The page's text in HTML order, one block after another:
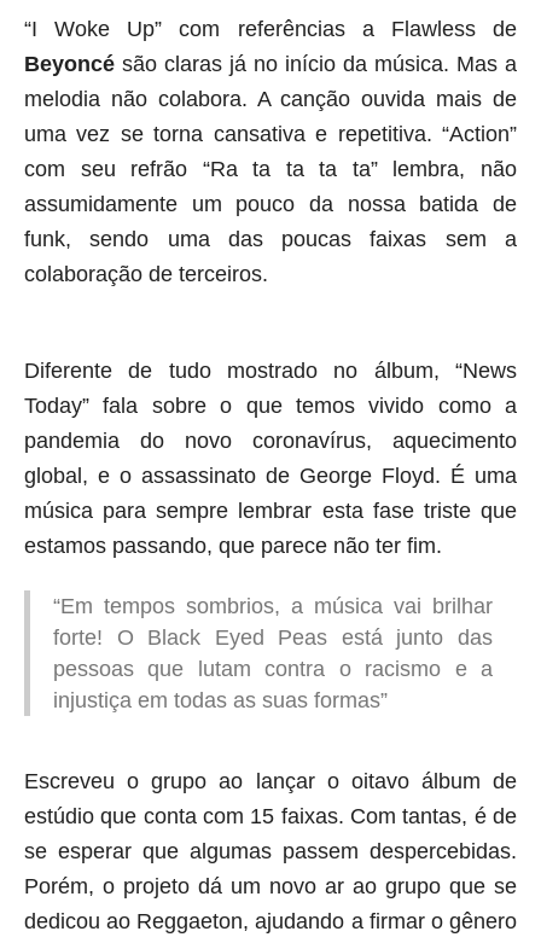
“I Woke Up” com referências a Flawless de
Beyoncé são claras já no início da música. Mas a
melodia não colabora. A canção ouvida mais de
uma vez se torna cansativa e repetitiva. “Action”
com seu refrão “Ra ta ta ta ta” lembra, não
assumidamente um pouco da nossa batida de
funk, sendo uma das poucas faixas sem a
colaboração de terceiros.
Diferente de tudo mostrado no álbum, “News
Today” fala sobre o que temos vivido como a
pandemia do novo coronavírus, aquecimento
global, e o assassinato de George Floyd. É uma
música para sempre lembrar esta fase triste que
estamos passando, que parece não ter fim.
“Em tempos sombrios, a música vai brilhar
forte! O Black Eyed Peas está junto das
pessoas que lutam contra o racismo e a
injustiça em todas as suas formas”
Escreveu o grupo ao lançar o oitavo álbum de
estúdio que conta com 15 faixas. Com tantas, é de
se esperar que algumas passem despercebidas.
Porém, o projeto dá um novo ar ao grupo que se
dedicou ao Reggaeton, ajudando a firmar o gênero